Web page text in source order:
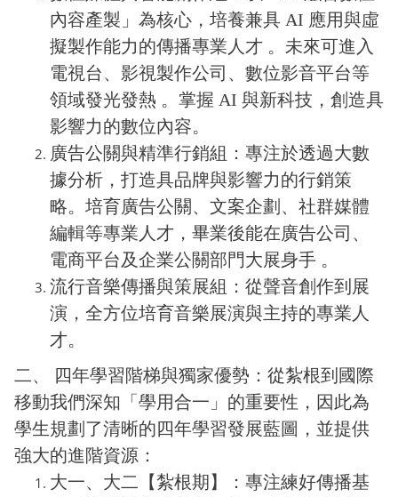
內容產製」為核心，培養兼具 AI 應用與虛
擬製作能力的傳播專業人才 。未來可進入
電視台、影視製作公司、數位影音平台等
領域發光發熱 。掌握 AI 與新科技，創造具
影響力的數位內容。
廣告公關與精準行銷組：專注於透過大數
據分析，打造具品牌與影響力的行銷策
略。培育廣告公關、文案企劃、社群媒體
編輯等專業人才，畢業後能在廣告公司、
電商平台及企業公關部門大展身手 。
流行音樂傳播與策展組：從聲音創作到展
演，全方位培育音樂展演與主持的專業人
才。
二、 四年學習階梯與獨家優勢：從紮根到國際
移動我們深知「學用合一」的重要性，因此為
學生規劃了清晰的四年學習發展藍圖，並提供
強大的進階資源：
大一、大二【紮根期】：專注練好傳播基